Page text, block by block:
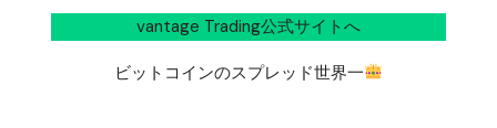
vantage Trading公式サイトへ
ビットコインのスプレッド世界一